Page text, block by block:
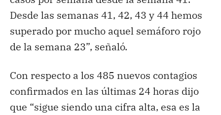
Desde las semanas 41, 42, 43 y 44 hemos
superado por mucho aquel semáforo rojo
de la semana 23”, señaló.
Con respecto a los 485 nuevos contagios
confirmados en las últimas 24 horas dijo
que “sigue siendo una cifra alta, esa es la